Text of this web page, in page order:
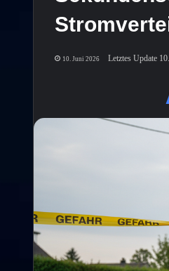
10. Juni 2026 Letztes Update